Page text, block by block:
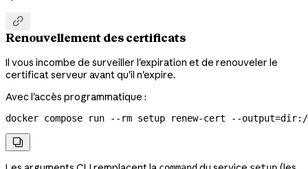

Renouvellement des certificats
Il vous incombe de surveiller l'expiration et de renouveler le
certificat serveur avant qu'il n'expire.
Avec l'accès programmatique :
docker compose run --rm setup renew-cert --output=dir:/
